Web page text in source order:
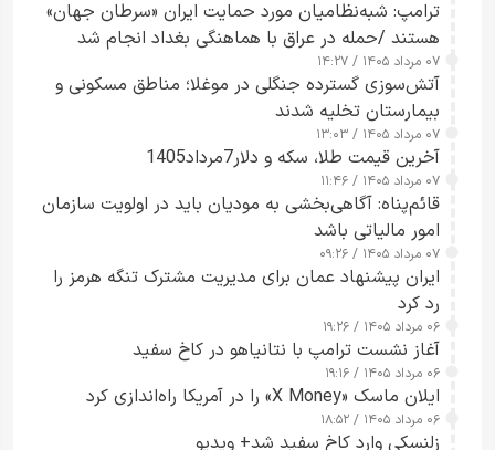
ترامپ: شبه‌نظامیان مورد حمایت ایران «سرطان جهان»
هستند /حمله در عراق با هماهنگی بغداد انجام شد
۰۷ مرداد ۱۴۰۵ / ۱۴:۲۷
آتش‌سوزی گسترده جنگلی در موغلا؛ مناطق مسکونی و
بیمارستان تخلیه شدند
۰۷ مرداد ۱۴۰۵ / ۱۳:۰۳
آخرین قیمت طلا، سکه و دلار7مرداد1405
۰۷ مرداد ۱۴۰۵ / ۱۱:۴۶
قائم‌پناه: آگاهی‌بخشی به مودیان باید در اولویت سازمان
امور مالیاتی باشد
۰۷ مرداد ۱۴۰۵ / ۰۹:۲۶
ایران پیشنهاد عمان برای مدیریت مشترک تنگه هرمز را
رد کرد
۰۶ مرداد ۱۴۰۵ / ۱۹:۲۶
آغاز نشست ترامپ با نتانیاهو در کاخ سفید
۰۶ مرداد ۱۴۰۵ / ۱۹:۱۶
ایلان ماسک «X Money» را در آمریکا راه‌اندازی کرد
۰۶ مرداد ۱۴۰۵ / ۱۸:۵۲
زلنسکی وارد کاخ سفید شد+ ویدیو